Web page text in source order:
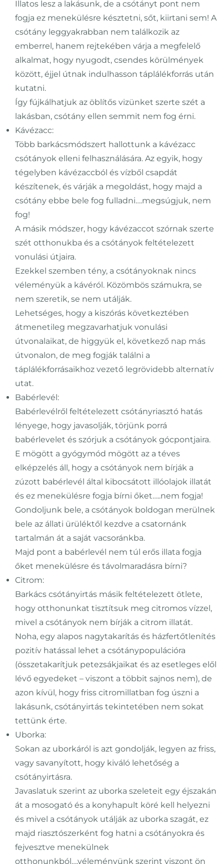
Illatos lesz a lakásunk, de a csótányt pont nem
fogja ez menekülésre késztetni, sőt, kiirtani sem! A
csótány leggyakrabban nem találkozik az
emberrel, hanem rejtekében várja a megfelelő
alkalmat, hogy nyugodt, csendes körülmények
között, éjjel útnak indulhasson táplálékforrás után
kutatni.
Így fújkálhatjuk az öblítős vizünket szerte szét a
lakásban, csótány ellen semmit nem fog érni.
Kávézacc:
Több barkácsmódszert hallottunk a kávézacc
csótányok elleni felhasználására. Az egyik, hogy
tégelyben kávézaccból és vízből csapdát
készítenek, és várják a megoldást, hogy majd a
csótány ebbe bele fog fulladni….megsúgjuk, nem
fog!
A másik módszer, hogy kávézaccot szórnak szerte
szét otthonukba és a csótányok feltételezett
vonulási útjaira.
Ezekkel szemben tény, a csótányoknak nincs
véleményük a kávéról. Közömbös számukra, se
nem szeretik, se nem utálják.
Lehetséges, hogy a kiszórás következtében
átmenetileg megzavarhatjuk vonulási
útvonalaikat, de higgyük el, következő nap más
útvonalon, de meg fogják találni a
táplálékforrásaikhoz vezető legrövidebb alternatív
utat.
Babérlevél:
Babérlevélről feltételezett csótányriasztó hatás
lényege, hogy javasolják, törjünk porrá
babérlevelet és szórjuk a csótányok gócpontjaira.
E mögött a gyógymód mögött az a téves
elképzelés áll, hogy a csótányok nem bírják a
zúzott babérlevél által kibocsátott illóolajok illatát
és ez menekülésre fogja bírni őket…..nem fogja!
Gondoljunk bele, a csótányok boldogan merülnek
bele az állati ürüléktől kezdve a csatornánk
tartalmán át a saját vacsoránkba.
Majd pont a babérlevél nem túl erős illata fogja
őket menekülésre és távolmaradásra bírni?
Citrom:
Barkács csótányirtás másik feltételezett ötlete,
hogy otthonunkat tisztítsuk meg citromos vízzel,
mivel a csótányok nem bírják a citrom illatát.
Noha, egy alapos nagytakarítás és házfertőtlenítés
pozitív hatással lehet a csótánypopulációra
(összetakarítjuk petezsákjaikat és az esetleges elől
lévő egyedeket – viszont a többit sajnos nem), de
azon kívül, hogy friss citromillatban fog úszni a
lakásunk, csótányirtás tekintetében nem sokat
tettünk érte.
Uborka:
Sokan az uborkáról is azt gondolják, legyen az friss,
vagy savanyított, hogy kiváló lehetőség a
csótányirtásra.
Javaslatuk szerint az uborka szeleteit egy éjszakán
át a mosogató és a konyhapult köré kell helyezni
és mivel a csótányok utálják az uborka szagát, ez
majd riasztószerként fog hatni a csótányokra és
fejvesztve menekülnek
otthonunkból….véleményünk szerint viszont ön